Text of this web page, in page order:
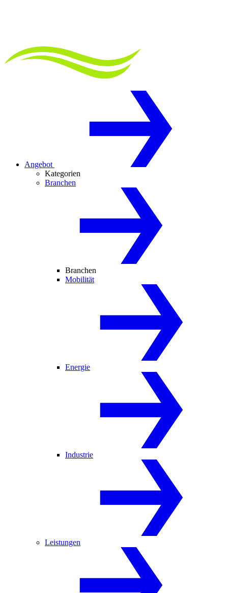
Angebot
Kategorien
Branchen
Branchen
Mobilität
Energie
Industrie
Leistungen